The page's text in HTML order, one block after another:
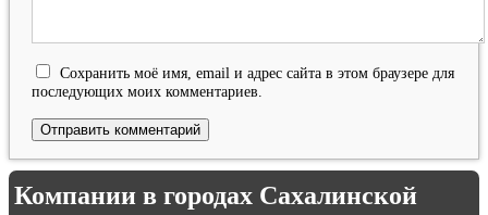
Сохранить моё имя, email и адрес сайта в этом браузере для
последующих моих комментариев.
Компании в городах Сахалинской